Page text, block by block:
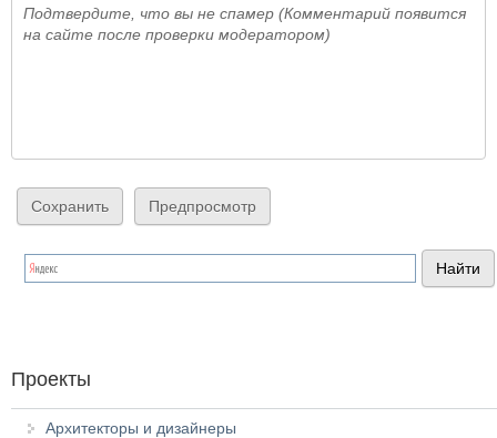
Подтвердите, что вы не спамер (Комментарий появится
на сайте после проверки модератором)
Проекты
Архитекторы и дизайнеры